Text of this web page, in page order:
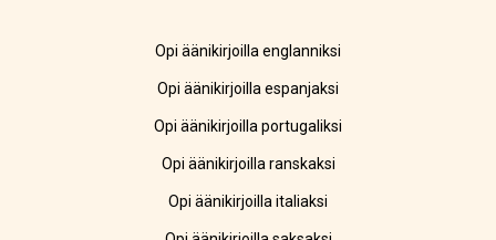
Opi äänikirjoilla englanniksi
Opi äänikirjoilla espanjaksi
Opi äänikirjoilla portugaliksi
Opi äänikirjoilla ranskaksi
Opi äänikirjoilla italiaksi